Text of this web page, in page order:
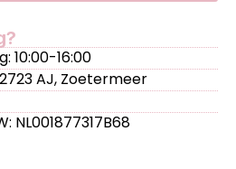
10:00-16:00
AJ, Zoetermeer
NL001877317B68